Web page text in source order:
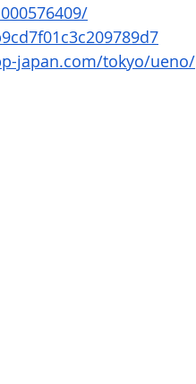
japan.com/tokyo/ueno/